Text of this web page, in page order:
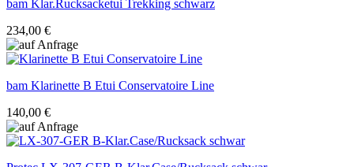
bam Klar.Rucksacketui Trekking schwarz
234,00 €
bam Klarinette B Etui Conservatoire Line
140,00 €